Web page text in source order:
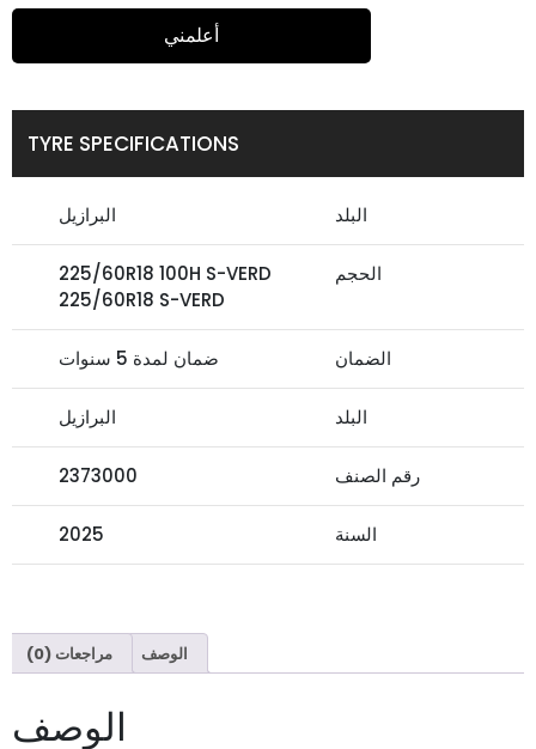
أعلمني
TYRE SPECIFICATIONS
البلد البرازيل
الحجم
225/60R18 100H S-VERD
225/60R18 S-VERD
الضمان ضمان لمدة 5 سنوات
البلد البرازيل
رقم الصنف 2373000
السنة 2025
الوصف مراجعات (0)
الوصف